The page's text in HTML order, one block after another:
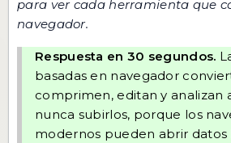
para ver cada herramienta que
navegador.
Respuesta en 30 segundos.
basadas en navegador
comprimen, editan y analizan
nunca subirlos, porque los
modernos pueden abrir datos